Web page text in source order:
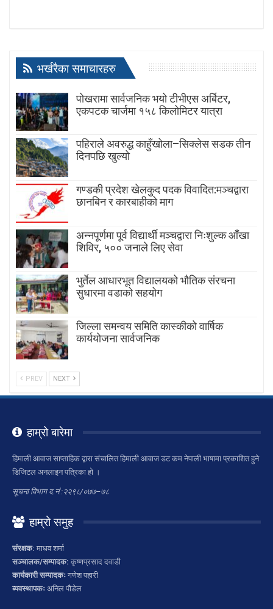
भर्खरैका समाचारहरु
पोखरामा सार्वजनिक भयो टीभीएस अर्बिटर,
एकपटक चार्जमा १५८ किलोमिटर यात्रा
पहिराले अवरुद्ध काहुँखोला–सिक्लेस सडक तीन
दिनपछि खुल्यो
गण्डकी प्रदेश खेलकुद पदक विवादित:मञ्चद्वारा
छानबिन र कारबाहीको माग
अन्नपूर्णमा पूर्व विद्यार्थी मञ्चद्वारा निःशुल्क आँखा
शिविर, ५०० जनाले लिए सेवा
भुर्तेल आधारभूत विद्यालयको भौतिक संरचना
सुधारमा वडाको सहयोग
जिल्ला समन्वय समिति कास्कीको वार्षिक
कार्ययोजना सार्वजनिक
PREV NEXT
हाम्रो बारेमा
हिमाली आवाज साप्ताहिक द्वारा संचालित हिमाली आवाज डट कम नेपाली भाषामा प्रकाशित हुने
डिजिटल अनलाइन पत्रिका हो ।
सूचना विभाग द.नं.:२२९८/०७७–७८
हाम्रो समुह
संरक्षक: माधव शर्मा
सञ्चालक/सम्पादक: कृष्णप्रसाद दवाडी
कार्यकारी सम्पादकः गणेश पहारी
ब्यवस्थापकः अनिल पौडेल